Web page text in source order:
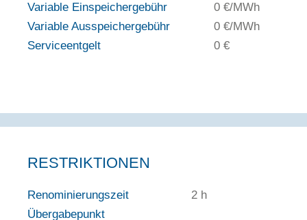
Variable Einspeichergebühr
0 €/MWh
Variable Ausspeichergebühr
0 €/MWh
Serviceentgelt
0 €
RESTRIKTIONEN
Renominierungszeit
Übergabepunkt
2 h